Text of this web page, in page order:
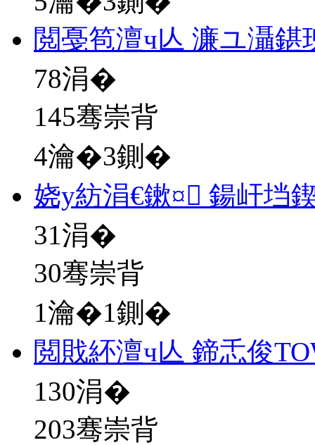
閲戞笣澶ч亾 濂ユ灄鍖
78涓�
145骞崇背
4瀹�3鍘�
娆у紡涓€鏉¤ 鍚屽垱
31涓�
30骞崇背
1瀹�1鍘�
閲戝紑澶ч亾 鍗忎俊
130涓�
203骞崇背